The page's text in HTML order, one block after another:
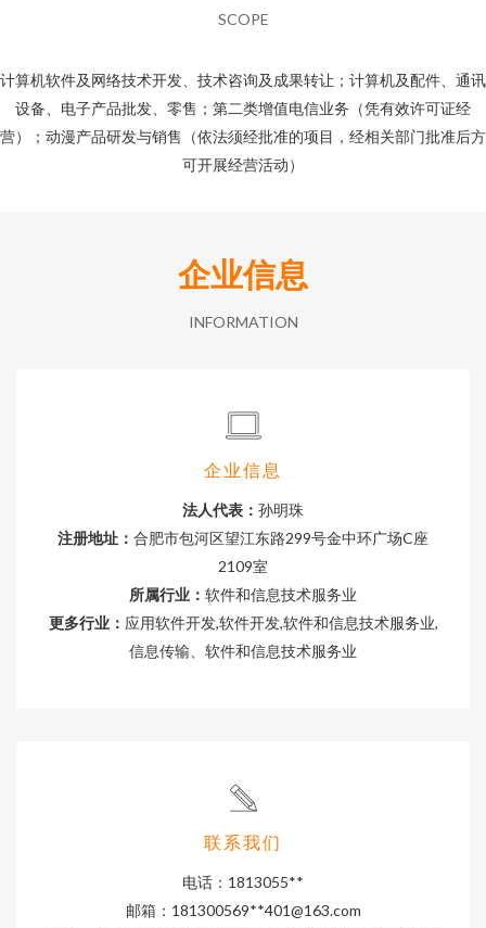
SCOPE
计算机软件及网络技术开发、技术咨询及成果转让；计算机及配件、通讯
设备、电子产品批发、零售；第二类增值电信业务（凭有效许可证经
营）；动漫产品研发与销售（依法须经批准的项目，经相关部门批准后方
可开展经营活动）
企业信息
INFORMATION
企业信息
法人代表： 孙明珠
注册地址： 合肥市包河区望江东路299号金中环广场C座
2109室
所属行业： 软件和信息技术服务业
更多行业： 应用软件开发,软件开发,软件和信息技术服务业,
信息传输、软件和信息技术服务业
联系我们
电话：1813055**
邮箱：181300569**401@163.com